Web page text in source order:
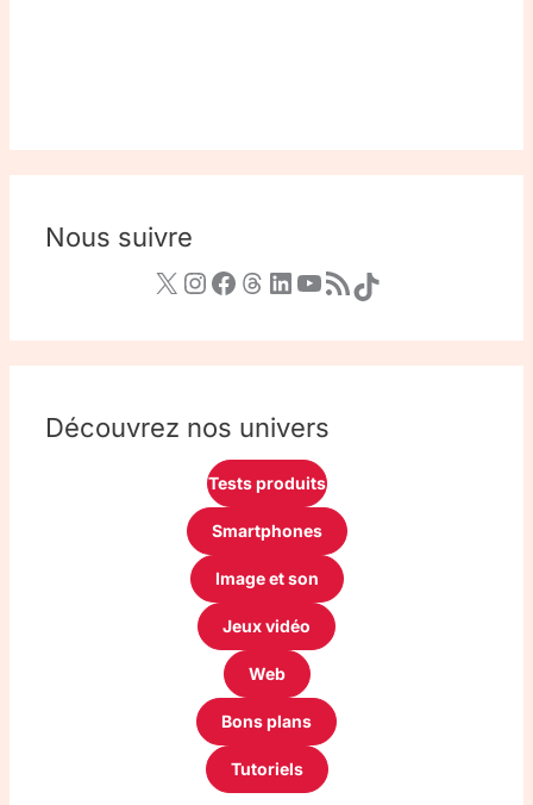
Nous suivre
Découvrez nos univers
Tests produits
Smartphones
Image et son
Jeux vidéo
Web
Bons plans
Tutoriels